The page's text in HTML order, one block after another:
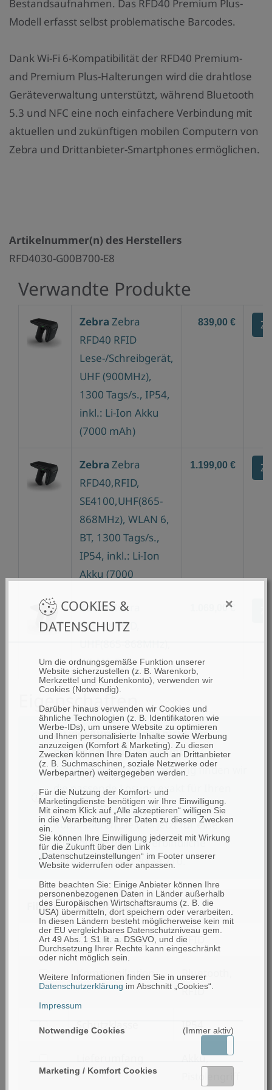
COOKIES &
DATENSCHUTZ
×
Um die ordnungsgemäße Funktion unserer
Website sicherzustellen (z. B. Warenkorb,
Merkzettel und Kundenkonto), verwenden wir
Cookies (Notwendig).
Darüber hinaus verwenden wir Cookies und
ähnliche Technologien (z. B. Identifikatoren wie
Werbe-IDs), um unsere Website zu optimieren
und Ihnen personalisierte Inhalte sowie Werbung
anzuzeigen (Komfort & Marketing). Zu diesen
Zwecken können Ihre Daten auch an Drittanbieter
(z. B. Suchmaschinen, soziale Netzwerke oder
Werbepartner) weitergegeben werden.
Für die Nutzung der Komfort- und
Marketingdienste benötigen wir Ihre Einwilligung.
Mit einem Klick auf „Alle akzeptieren“ willigen Sie
in die Verarbeitung Ihrer Daten zu diesen Zwecken
ein.
Sie können Ihre Einwilligung jederzeit mit Wirkung
für die Zukunft über den Link
„Datenschutzeinstellungen“ im Footer unserer
Website widerrufen oder anpassen.
Bitte beachten Sie: Einige Anbieter können Ihre
personenbezogenen Daten in Länder außerhalb
des Europäischen Wirtschaftsraums (z. B. die
USA) übermitteln, dort speichern oder verarbeiten.
In diesen Ländern besteht möglicherweise kein mit
der EU vergleichbares Datenschutzniveau gem.
Art 49 Abs. 1 S1 lit. a. DSGVO, und die
Durchsetzung Ihrer Rechte kann eingeschränkt
oder nicht möglich sein.
Weitere Informationen finden Sie in unserer
Datenschutzerklärung im Abschnitt „Cookies“.
Impressum
Notwendige Cookies (Immer aktiv)
Marketing / Komfort Cookies
Bestandsaufnahmen. Das RFD40 Premium Plus-
Modell erfasst selbst problematische Barcodes.
Dank Wi-Fi 6-Kompatibilität der RFD40 Premium-
and Premium Plus-Halterungen wird die drahtlose
Geräteverwaltung unterstützt, während Bluetooth
5.3 und NFC eine noch einfachere Verbindung mit
aktuellen und zukünftigen mobilen Computern von
Zebra und Drittanbieter-Smartphones ermöglichen.
Artikelnummer(n) des Herstellers
RFD4030-G00B700-E8
Verwandte Produkte
Zebra Zebra
RFD40 RFID
Lese-/Schreibgerät,
UHF (900MHz),
1300 Tags/s., IP54,
inkl.: Li-Ion Akku
(7000 mAh)
839,00 €
Zebra Zebra
RFD40,RFID,
SE4100,UHF(865-
868MHz), WLAN 6,
BT, 1300 Tags/s.,
IP54, inkl.: Li-Ion
Akku (7000
1.199,00 €
Zebra Zebra
RFD40,RFID,
UHF(865-868MHz),
WLAN, BT
1.069,00 €
Eigenschaften
Zu viel Auswahl oder nicht das
passende Produkt gefunden?
Mit über 40 Jahren Erfahrung finden wir
die passende Lösung exakt für Ihren
Anwendungsfall!
Kontaktieren Sie uns jetzt für eine
individuelle und unverbindliche
Beratung: 06432 9139 710.
Filtern Eigenschaft
filtern
nach
Klassifizierung
Klassifizierung RFID
filtern
nach
Kommunikation
Kommunikation
Bluetooth,
RFID
filtern
Schutzklasse
Schutzklasse IP54
filtern
nach
Lieferumfang
Akku,